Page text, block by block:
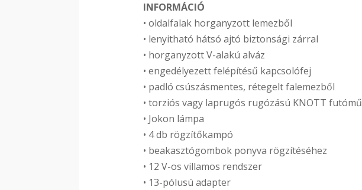
INFORMÁCIÓ
• oldalfalak horganyzott lemezből
• lenyitható hátsó ajtó biztonsági zárral
• horganyzott V-alakú alváz
• engedélyezett felépítésű kapcsolófej
• padló csúszásmentes, rétegelt falemezből
• torziós vagy laprugós rugózású KNOTT futómű
• Jokon lámpa
• 4 db rögzítőkampó
• beakasztógombok ponyva rögzítéséhez
• 12 V-os villamos rendszer
• 13-pólusú adapter